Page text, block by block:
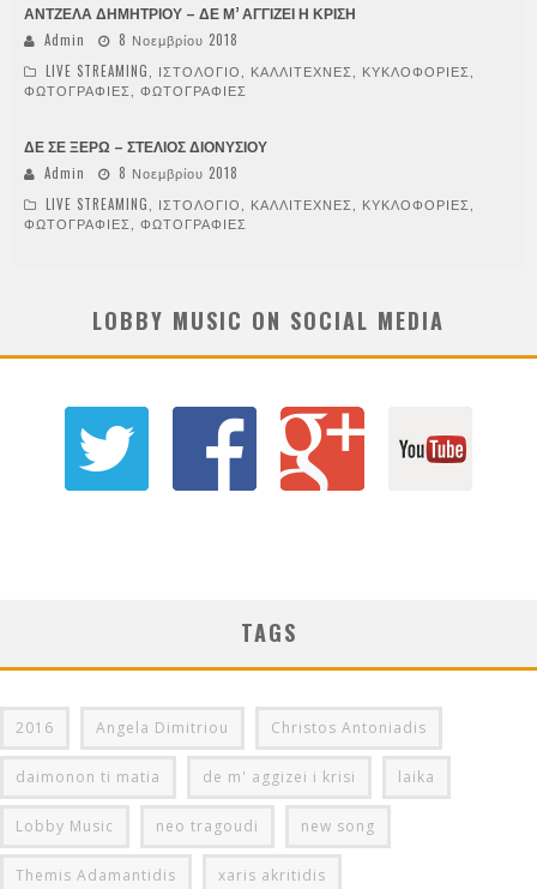
ΑΝΤΖΕΛΑ ΔΗΜΗΤΡΙΟΥ – ΔΕ Μ’ ΑΓΓΙΖΕΙ Η ΚΡΙΣΗ
Admin
8 Νοεμβρίου 2018
LIVE STREAMING
ΙΣΤΟΛΟΓΙΟ ΚΑΛΛΙΤΕΧΝΕΣ ΚΥΚΛΟΦΟΡΙΕΣ
ΦΩΤΟΓΡΑΦΙΕΣ
ΦΩΤΟΓΡΑΦΙΕΣ
ΔΕ ΣΕ ΞΕΡΩ – ΣΤΕΛΙΟΣ ΔΙΟΝΥΣΙΟΥ
Admin
8 Νοεμβρίου 2018
LIVE STREAMING
ΙΣΤΟΛΟΓΙΟ ΚΑΛΛΙΤΕΧΝΕΣ ΚΥΚΛΟΦΟΡΙΕΣ
ΦΩΤΟΓΡΑΦΙΕΣ
ΦΩΤΟΓΡΑΦΙΕΣ
LOBBY MUSIC ON SOCIAL MEDIA
TAGS
2016 Angela Dimitriou Christos Antoniadis
daimonon ti matia de m' aggizei i krisi laika
Lobby Music neo tragoudi new song
Themis Adamantidis xaris akritidis